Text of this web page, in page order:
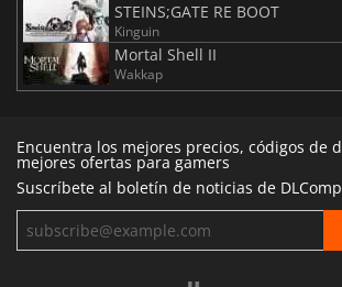
STEINS;GATE RE BOOT
Kinguin
Mortal Shell II
Wakkap
Encuentra los mejores precios, códigos de
mejores ofertas para gamers
Suscríbete al boletín de noticias de